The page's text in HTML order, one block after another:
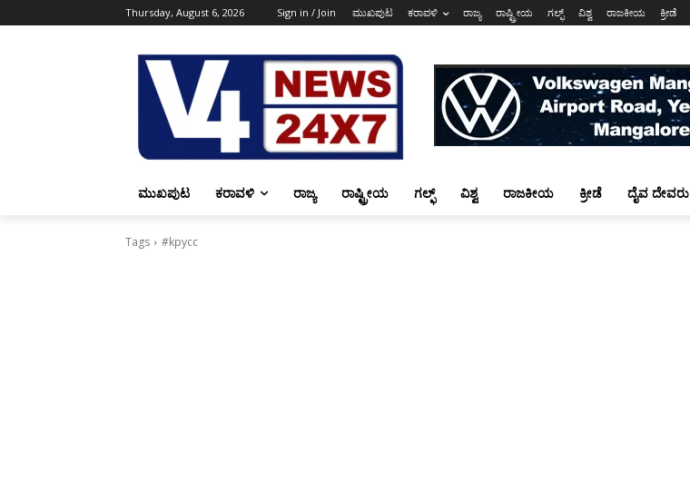
Thursday, August 6, 2026 Sign in / Join ಮುಖಪುಟ ಕರಾವಳಿ ರಾಜ್ಯ ರಾಷ್ಟ್ರೀಯ ಗಲ್ಫ್ ವಿಶ್ವ ರಾಜಕೀಯ ಕ್ರೀಡೆ
ಮುಖಪುಟ ಕರಾವಳಿ ರಾಜ್ಯ ರಾಷ್ಟ್ರೀಯ ಗಲ್ಫ್ ವಿಶ್ವ ರಾಜಕೀಯ ಕ್ರೀಡೆ ದೈವ ದೇವರು
Tags #kpycc